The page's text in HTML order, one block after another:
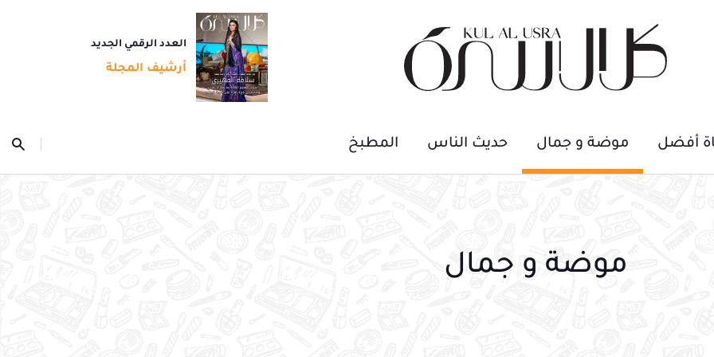
العدد الرقمي الجديد
أرشيف المجلة
أفضل موضة و جمال حديث الناس المطبخ
موضة و جمال